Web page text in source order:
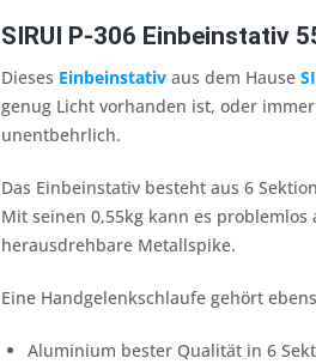
SIRUI P-306 Einbeinstativ
Dieses Einbeinstativ aus dem Hause
genug Licht vorhanden ist, oder
unentbehrlich.
Das Einbeinstativ besteht aus 6
Mit seinen 0,55kg kann es
herausdrehbare Metallspike.
Eine Handgelenkschlaufe gehört
Aluminium bester Qualität in 6